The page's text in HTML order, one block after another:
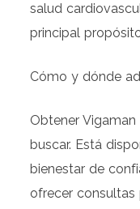
salud
principal
Cómo y dónde
Obtener
buscar. Está
bienestar de
ofrecer consultas